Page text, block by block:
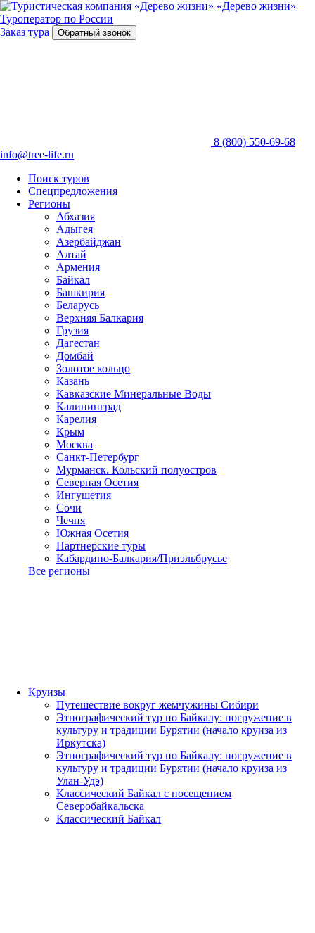
«Дерево жизни»
Туроператор по России
Заказ тура
Обратный звонок
8 (800) 550-69-68
info@tree-life.ru
Поиск туров
Спецпредложения
Регионы
Абхазия
Адыгея
Азербайджан
Алтай
Армения
Байкал
Башкирия
Беларусь
Верхняя Балкария
Грузия
Дагестан
Домбай
Золотое кольцо
Казань
Кавказские Минеральные Воды
Калининград
Карелия
Крым
Москва
Санкт-Петербург
Мурманск. Кольский полуостров
Северная Осетия
Ингушетия
Сочи
Чечня
Южная Осетия
Партнерские туры
Кабардино-Балкария/Приэльбрусье
Все регионы
Круизы
Путешествие вокруг жемчужины Сибири
Этнографический тур по Байкалу: погружение в
культуру и традиции Бурятии (начало круиза из
Иркутска)
Этнографический тур по Байкалу: погружение в
культуру и традиции Бурятии (начало круиза из
Улан-Удэ)
Классический Байкал с посещением
Северобайкальска
Классический Байкал